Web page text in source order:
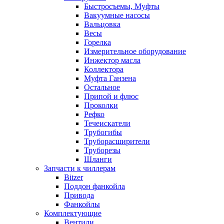
Быстросъемы, Муфты
Вакуумные насосы
Вальцовка
Весы
Горелка
Измерительное оборудование
Инжектор масла
Коллектора
Муфта Ганзена
Остальное
Припой и флюс
Проколки
Рефко
Течеискатели
Трубогибы
Труборасширители
Труборезы
Шланги
Запчасти к чиллерам
Bitzer
Поддон фанкойла
Привода
Фанкойлы
Комплектующие
Вентили